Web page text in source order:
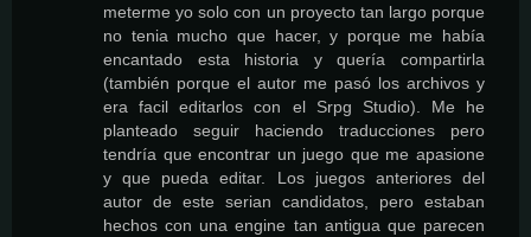
meterme yo solo con un proyecto tan largo porque
no tenia mucho que hacer, y porque me había
encantado esta historia y quería compartirla
(también porque el autor me pasó los archivos y
era facil editarlos con el Srpg Studio). Me he
planteado seguir haciendo traducciones pero
tendría que encontrar un juego que me apasione
y que pueda editar. Los juegos anteriores del
autor de este serian candidatos, pero estaban
hechos con una engine tan antigua que parecen